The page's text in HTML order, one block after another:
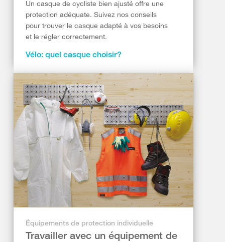
Un casque de cycliste bien ajusté offre une
protection adéquate. Suivez nos conseils
pour trouver le casque adapté à vos besoins
et le régler correctement.
Vélo: quel casque choisir?
Équipements de protection individuelle
Travailler avec un équipement de